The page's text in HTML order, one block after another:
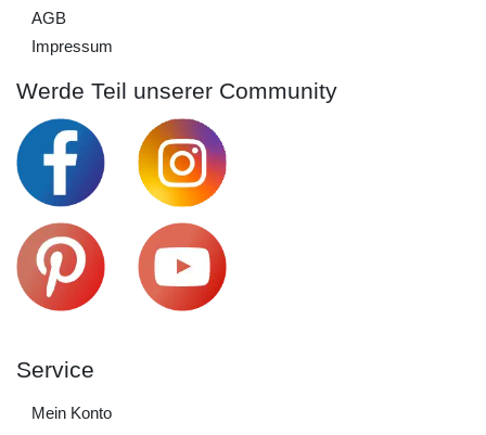
AGB
Impressum
Werde Teil unserer Community
Service
Mein Konto